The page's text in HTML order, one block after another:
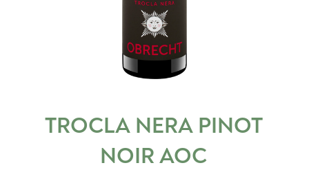
TROCLA NERA PINOT
NOIR AOC